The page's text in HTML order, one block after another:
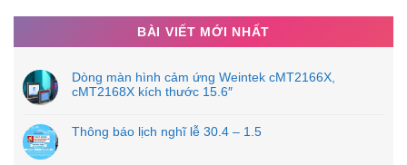
phối toàn cầu với khoảng 200 nhà phân phối và hơn
1.000 khách hàng lớn nhỏ. Các sản phẩm của MEAN
mẫu tiêu chuẩn và đạt nhiều chứng nhận quốc tế . Sản
phẩm của được ứng dụng rộng rãi trong nhiều lĩnh vực
như công nghiệp, tự động hóa, viễn thông, chiếu sáng
LED, y tế và hệ thống giám sát…..
BÀI VIẾT MỚI NHẤT
Dòng màn hình cảm ứng Weintek cMT2166X,
cMT2168X kích thước 15.6″
Thông báo lịch nghĩ lễ 30.4 – 1.5